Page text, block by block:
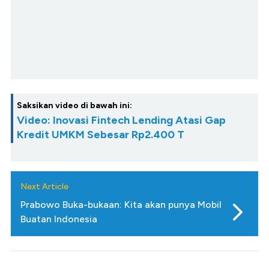
Saksikan video di bawah ini:
Video: Inovasi Fintech Lending Atasi Gap
Kredit UMKM Sebesar Rp2.400 T
Next Article
Prabowo Buka-bukaan: Kita akan punya Mobil
Buatan Indonesia